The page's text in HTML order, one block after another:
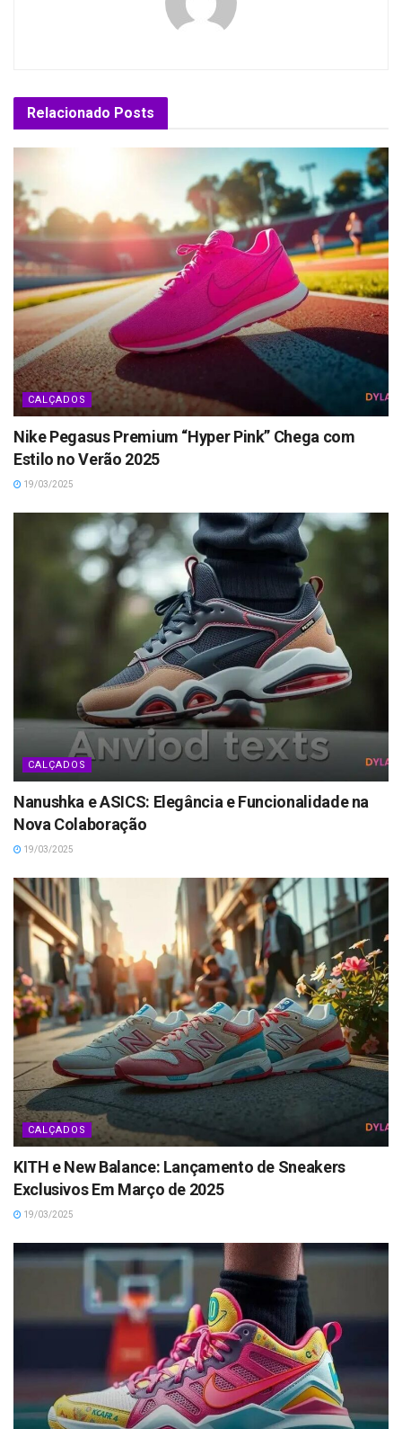
Relacionado Posts
CALÇADOS
Nike Pegasus Premium “Hyper Pink” Chega com
Estilo no Verão 2025
19/03/2025
CALÇADOS
Nanushka e ASICS: Elegância e Funcionalidade na
Nova Colaboração
19/03/2025
CALÇADOS
KITH e New Balance: Lançamento de Sneakers
Exclusivos Em Março de 2025
19/03/2025